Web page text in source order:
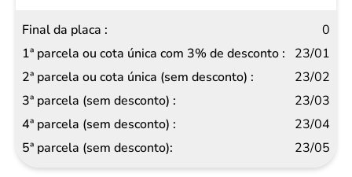
0
23/01
23/02
23/03
23/04
23/05